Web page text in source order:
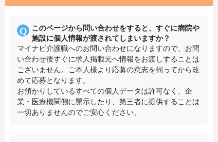
このページから問い合わせをすると、すぐに病院や
施設に個人情報が渡されてしまいますか？
マイナビ介護職へのお問い合わせになりますので、お問
い合わせ後すぐに求人掲載元へ情報をお渡しすることは
ございません。ご本人様より応募の意志を伺ってから改
めて応募となります。
お預かりしているすべての個人データは許可なく、企
業・医療機関側に開示したり、第三者に提供することは
一切ありませんのでご安心ください。